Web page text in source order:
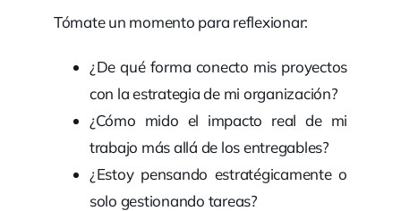
Tómate un momento para reflexionar:
¿De qué forma conecto mis proyectos
con la estrategia de mi organización?
¿Cómo mido el impacto real de mi
trabajo más allá de los entregables?
¿Estoy pensando estratégicamente o
solo gestionando tareas?